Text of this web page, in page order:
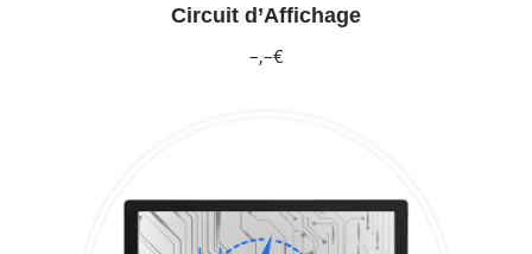
Circuit d’Affichage
–,–€